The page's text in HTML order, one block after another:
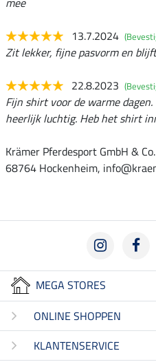
13.7.2024
Zit lekker, fijne pasvorm en
22.8.2023
Fijn shirt voor de warme
heerlijk luchtig. Heb het shirt
Krämer Pferdesport GmbH &
68764 Hockenheim,
MEGA STORES
ONLINE SHOPPEN
KLANTENSERVICE